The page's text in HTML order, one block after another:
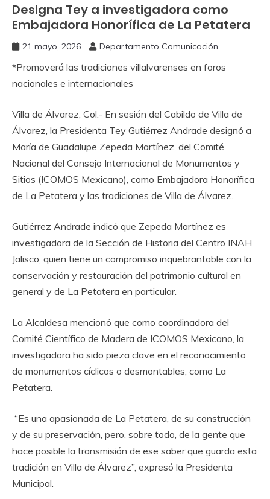
‎Designa Tey a investigadora como
Embajadora Honorífica de La Petatera
21 mayo, 2026 Departamento Comunicación
‎*Promoverá las tradiciones villalvarenses en foros
nacionales e internacionales
‎Villa de Álvarez, Col.- En sesión del Cabildo de Villa de
Álvarez, la Presidenta Tey Gutiérrez Andrade designó a
María de Guadalupe Zepeda Martínez, del Comité
Nacional del Consejo Internacional de Monumentos y
Sitios (ICOMOS Mexicano), como Embajadora Honorífica
de La Petatera y las tradiciones de Villa de Álvarez.
‎Gutiérrez Andrade indicó que Zepeda Martínez es
investigadora de la Sección de Historia del Centro INAH
Jalisco, quien tiene un compromiso inquebrantable con la
conservación y restauración del patrimonio cultural en
general y de La Petatera en particular.
‎La Alcaldesa mencionó que como coordinadora del
Comité Científico de Madera de ICOMOS Mexicano, la
investigadora ha sido pieza clave en el reconocimiento
de monumentos cíclicos o desmontables, como La
Petatera.
‎ “Es una apasionada de La Petatera, de su construcción
y de su preservación, pero, sobre todo, de la gente que
hace posible la transmisión de ese saber que guarda esta
tradición en Villa de Álvarez”, expresó la Presidenta
Municipal.